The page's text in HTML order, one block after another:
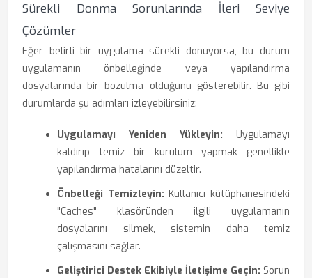
Sürekli Donma Sorunlarında İleri Seviye
Çözümler
Eğer belirli bir uygulama sürekli donuyorsa, bu durum
uygulamanın önbelleğinde veya yapılandırma
dosyalarında bir bozulma olduğunu gösterebilir. Bu gibi
durumlarda şu adımları izleyebilirsiniz:
Uygulamayı Yeniden Yükleyin: Uygulamayı
kaldırıp temiz bir kurulum yapmak genellikle
yapılandırma hatalarını düzeltir.
Önbelleği Temizleyin: Kullanıcı kütüphanesindeki
"Caches" klasöründen ilgili uygulamanın
dosyalarını silmek, sistemin daha temiz
çalışmasını sağlar.
Geliştirici Destek Ekibiyle İletişime Geçin: Sorun